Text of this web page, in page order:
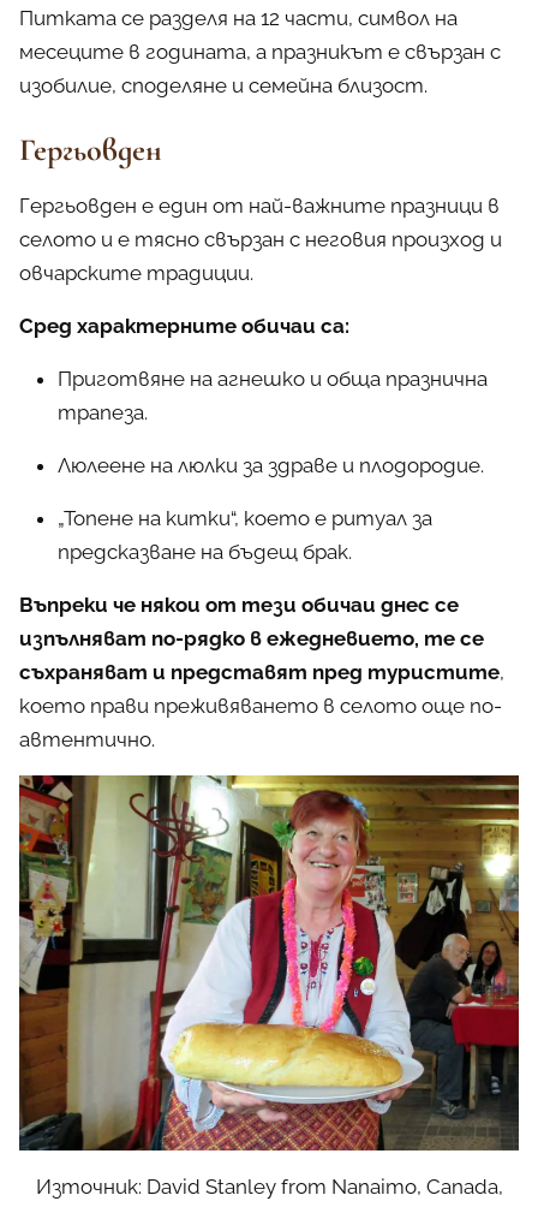
Питката се разделя на 12 части, символ на
месеците в годината, а празникът е свързан с
изобилие, споделяне и семейна близост.
Гергьовден
Гергьовден е един от най-важните празници в
селото и е тясно свързан с неговия произход и
овчарските традиции.
Сред характерните обичаи са:
Приготвяне на агнешко и обща празнична
трапеза.
Люлеене на люлки за здраве и плодородие.
„Топене на китки“, което е ритуал за
предсказване на бъдещ брак.
Въпреки че някои от тези обичаи днес се
изпълняват по-рядко в ежедневието, те се
съхраняват и представят пред туристите,
което прави преживяването в селото още по-
автентично.
Източник: David Stanley from Nanaimo, Canada,